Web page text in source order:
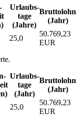
Urlaubs­
tage
(Jahre)
Bruttolohn
(Jahr)
25,0
50.769,23
EUR
Urlaubs­
tage
(Jahr)
Bruttolohn
(Jahr)
25,0
50.769,23
EUR